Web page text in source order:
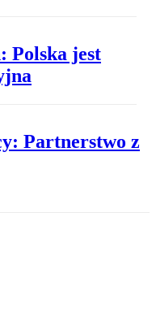
Polska jest
Partnerstwo z